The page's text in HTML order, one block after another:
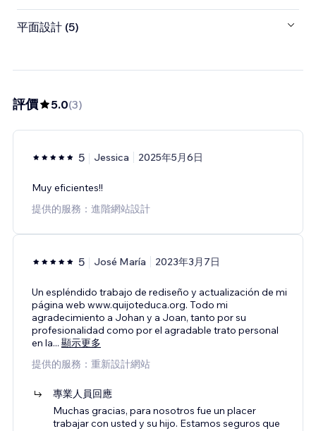
平面設計 (5)
評價 5.0(3)
5 Jessica 2025年5月6日
Muy eficientes!!
提供的服務：進階網站設計
5 José María 2023年3月7日
Un espléndido trabajo de rediseño y actualización de mi
página web www.quijoteduca.org. Todo mi
agradecimiento a Johan y a Joan, tanto por su
profesionalidad como por el agradable trato personal
en la... 顯示更多
提供的服務：重新設計網站
專業人員回應
Muchas gracias, para nosotros fue un placer
trabajar con usted y su hijo. Estamos seguros que